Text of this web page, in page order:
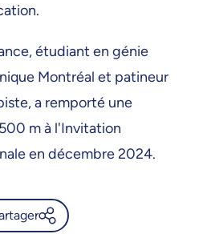
étudiant en génie
Montréal et patineur
a remporté une
m à l'Invitation
en décembre 2024.